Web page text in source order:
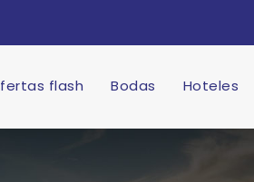
flash Bodas Hoteles